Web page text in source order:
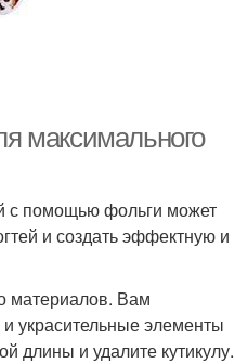
максимального
с помощью фольги может
и создать эффектную и
материалов. Вам
украсительные элементы
длины и удалите кутикулу.